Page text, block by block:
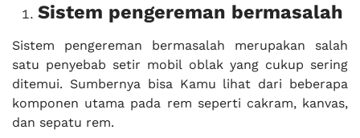
Sistem pengereman bermasalah
Sistem pengereman bermasalah merupakan salah
satu penyebab setir mobil oblak yang cukup sering
ditemui. Sumbernya bisa Kamu lihat dari beberapa
komponen utama pada rem seperti cakram, kanvas,
dan sepatu rem.